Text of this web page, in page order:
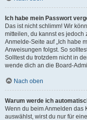
Ich habe mein Passwort
Das ist nicht schlimm! Wir
mitteilen, du kannst es jedoch
Anmelde-Seite auf „Ich habe
Anweisungen folgst. So
Solltest du trotzdem nicht in
wende dich an die Board-
Nach oben
Warum werde ich
Wenn du beim Anmelden das
auswählst, wirst du nur für